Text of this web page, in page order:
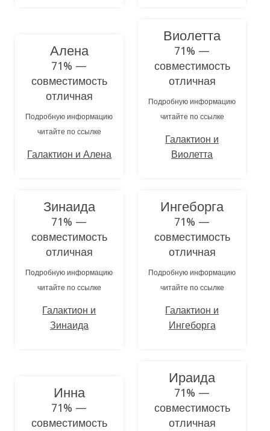
Алена
71% —
совместимость
отличная
Подробную информацию
читайте по ссылке
Галактион и Алена
Виолетта
71% —
совместимость
отличная
Подробную информацию
читайте по ссылке
Галактион и
Виолетта
Зинаида
71% —
совместимость
отличная
Подробную информацию
читайте по ссылке
Галактион и
Зинаида
Ингеборга
71% —
совместимость
отличная
Подробную информацию
читайте по ссылке
Галактион и
Ингеборга
Инна
71% —
совместимость
Ираида
71% —
совместимость
отличная